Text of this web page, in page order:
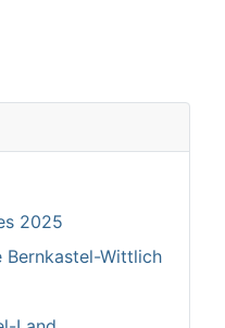
2025
Bernkastel-Wittlich